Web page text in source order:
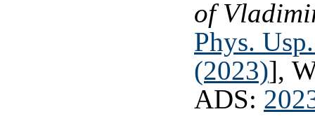
of
Phys.
(2023)],
ADS: